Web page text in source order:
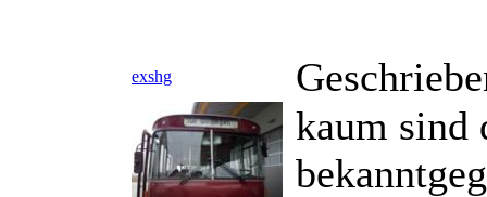
exshg
kaum sind